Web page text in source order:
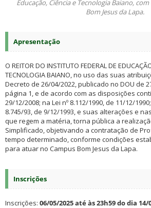
Educação, Ciência e Tecnologia Baiano,
Bom Jesus da Lapa.
Apresentação
O REITOR DO INSTITUTO FEDERAL DE
TECNOLOGIA BAIANO, no uso das suas
Decreto de 26/04/2022, publicado no DOU de
página 1, e de acordo com as disposições
29/12/2008; na Lei nº 8.112/1990, de 11/12/
8.745/93, de 9/12/1993, e suas alterações e
que regem a matéria, torna pública a
Simplificado, objetivando a contratação de
tempo determinado, conforme condições
para atuar no Campus Bom Jesus da Lapa.
Inscrições
Inscrições: 06/05/2025 até às 23h59 do dia 14/